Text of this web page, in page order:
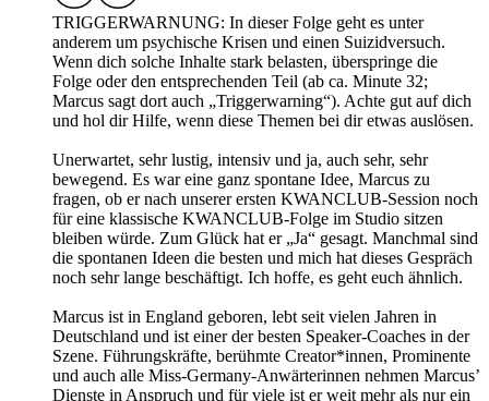
TRIGGERWARNUNG: In dieser Folge geht es unter
anderem um psychische Krisen und einen Suizidversuch.
Wenn dich solche Inhalte stark belasten, überspringe die
Folge oder den entsprechenden Teil (ab ca. Minute 32;
Marcus sagt dort auch „Triggerwarning“). Achte gut auf dich
und hol dir Hilfe, wenn diese Themen bei dir etwas auslösen.
Unerwartet, sehr lustig, intensiv und ja, auch sehr, sehr
bewegend. Es war eine ganz spontane Idee, Marcus zu
fragen, ob er nach unserer ersten KWANCLUB‑Session noch
für eine klassische KWANCLUB‑Folge im Studio sitzen
bleiben würde. Zum Glück hat er „Ja“ gesagt. Manchmal sind
die spontanen Ideen die besten und mich hat dieses Gespräch
noch sehr lange beschäftigt. Ich hoffe, es geht euch ähnlich.
Marcus ist in England geboren, lebt seit vielen Jahren in
Deutschland und ist einer der besten Speaker‑Coaches in der
Szene. Führungskräfte, berühmte Creator*innen, Prominente
und auch alle Miss‑Germany‑Anwärterinnen nehmen Marcus’
Dienste in Anspruch und für viele ist er weit mehr als nur ein